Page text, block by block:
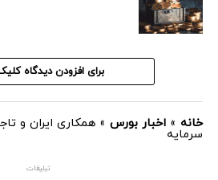
برای افزودن دیدگاه
خانه » اخبار بورس » همکاری ایران و
سرمایه
تبلیغات